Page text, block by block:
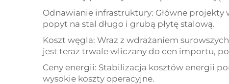
Odnawianie infrastruktury: Główne projekty
popyt na stal długo i grubą płytę stalową.
Koszt węgla: Wraz z wdrażaniem
jest teraz trwale wliczany do cen importu,
Ceny energii: Stabilizacja kosztów energii
wysokie koszty operacyjne.